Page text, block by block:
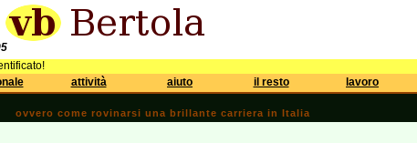
attività aiuto il resto lavoro
ovvero come rovinarsi una brillante carriera in Italia